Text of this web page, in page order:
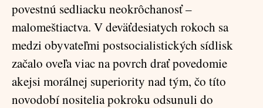
povestnú sedliacku neokrôchanosť –
malomeštiactva. V deväťdesiatych rokoch sa
medzi obyvateľmi postsocialistických sídlisk
začalo oveľa viac na povrch drať povedomie
akejsi morálnej superiority nad tým, čo títo
novodobí nositelia pokroku odsunuli do